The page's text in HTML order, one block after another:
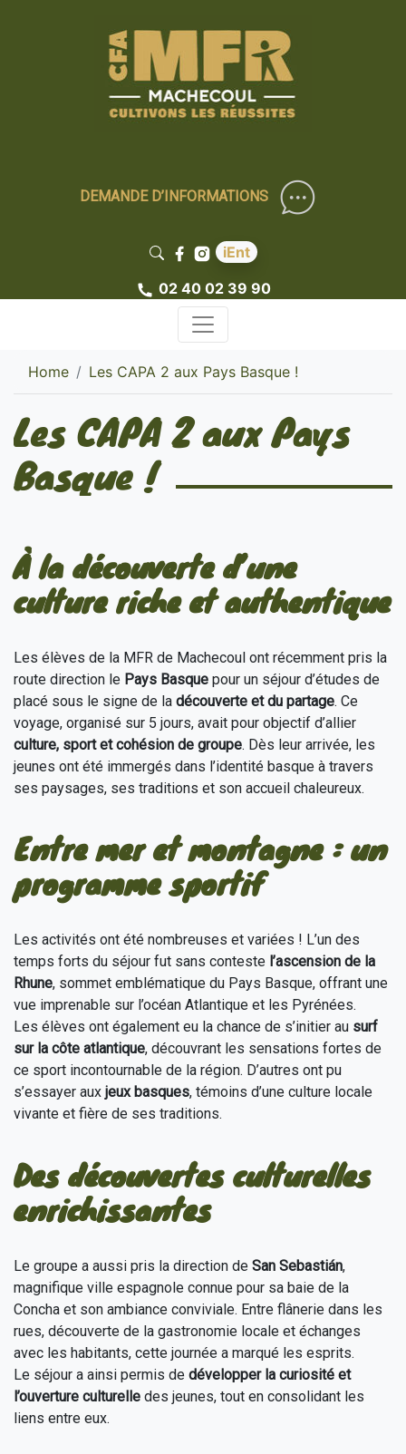
DEMANDE D’INFORMATIONS
iEnt
02 40 02 39 90
Home Les CAPA 2 aux Pays Basque !
Les CAPA 2 aux Pays
Basque !
À la découverte d’une
culture riche et authentique
Les élèves de la MFR de Machecoul ont récemment pris la
route direction le Pays Basque pour un séjour d’études de
placé sous le signe de la découverte et du partage. Ce
voyage, organisé sur 5 jours, avait pour objectif d’allier
culture, sport et cohésion de groupe. Dès leur arrivée, les
jeunes ont été immergés dans l’identité basque à travers
ses paysages, ses traditions et son accueil chaleureux.
Entre mer et montagne : un
programme sportif
Les activités ont été nombreuses et variées ! L’un des
temps forts du séjour fut sans conteste l’ascension de la
Rhune, sommet emblématique du Pays Basque, offrant une
vue imprenable sur l’océan Atlantique et les Pyrénées.
Les élèves ont également eu la chance de s’initier au surf
sur la côte atlantique, découvrant les sensations fortes de
ce sport incontournable de la région. D’autres ont pu
s’essayer aux jeux basques, témoins d’une culture locale
vivante et fière de ses traditions.
Des découvertes culturelles
enrichissantes
Le groupe a aussi pris la direction de San Sebastián,
magnifique ville espagnole connue pour sa baie de la
Concha et son ambiance conviviale. Entre flânerie dans les
rues, découverte de la gastronomie locale et échanges
avec les habitants, cette journée a marqué les esprits.
Le séjour a ainsi permis de développer la curiosité et
l’ouverture culturelle des jeunes, tout en consolidant les
liens entre eux.